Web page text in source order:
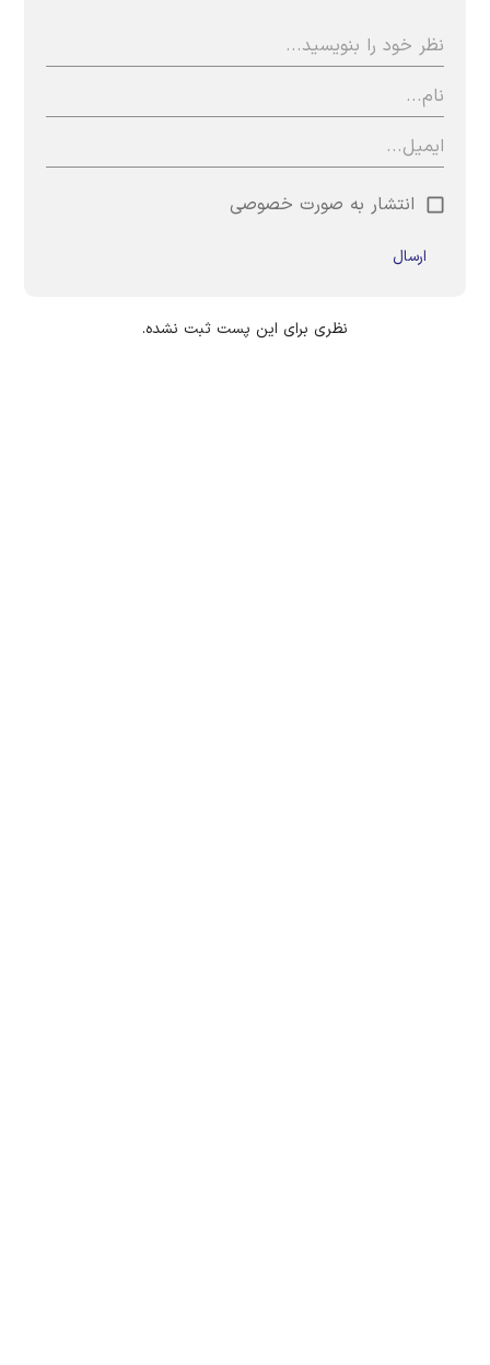
انتشار به صورت خصوصی
ارسال
نظری برای این پست ثبت نشده.